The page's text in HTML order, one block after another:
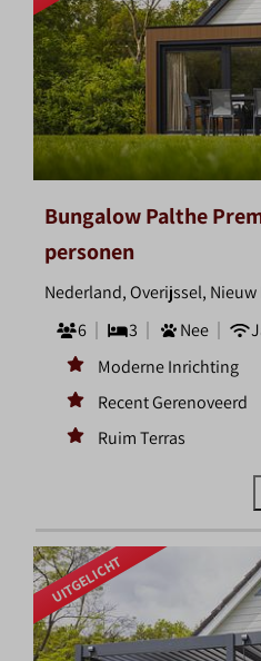
Bungalow Palthe
personen
Nederland, Overijssel, Nieuw
6
3 Nee
Moderne Inrichting
Recent Gerenoveerd
Ruim Terras
UITGELICHT